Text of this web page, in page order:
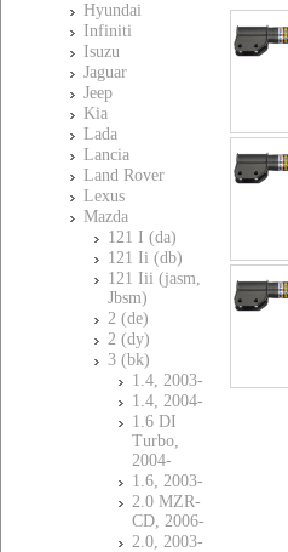
Hyundai
Infiniti
Isuzu
Jaguar
Jeep
Kia
Lada
Lancia
Land Rover
Lexus
Mazda
121 I (da)
121 Ii (db)
121 Iii (jasm,
Jbsm)
2 (de)
2 (dy)
3 (bk)
1.4, 2003-
1.4, 2004-
1.6 DI
Turbo,
2004-
1.6, 2003-
2.0 MZR-
CD, 2006-
2.0, 2003-